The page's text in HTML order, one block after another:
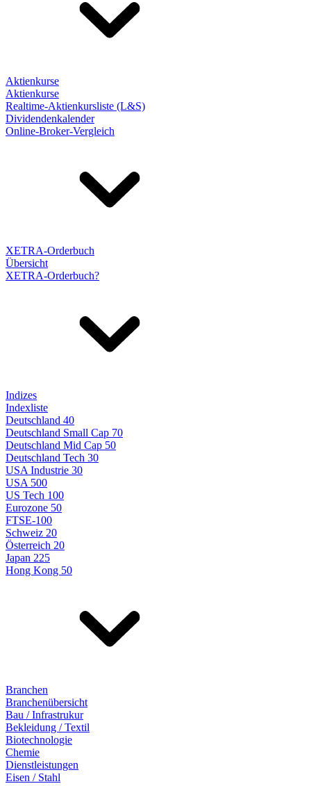
Aktienkurse
Aktienkurse
Realtime-Aktienkursliste (L&S)
Dividendenkalender
Online-Broker-Vergleich
XETRA-Orderbuch
Übersicht
XETRA-Orderbuch?
Indizes
Indexliste
Deutschland 40
Deutschland Small Cap 70
Deutschland Mid Cap 50
Deutschland Tech 30
USA Industrie 30
USA 500
US Tech 100
Eurozone 50
FTSE-100
Schweiz 20
Österreich 20
Japan 225
Hong Kong 50
Branchen
Branchenübersicht
Bau / Infrastrukur
Bekleidung / Textil
Biotechnologie
Chemie
Dienstleistungen
Eisen / Stahl